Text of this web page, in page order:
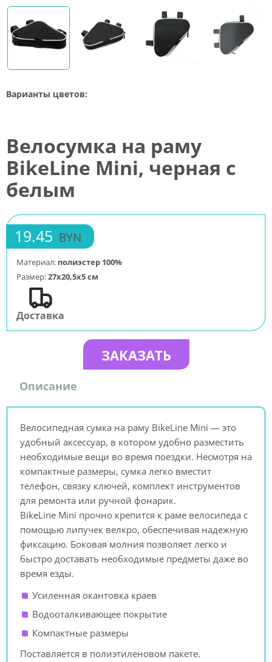
Варианты цветов:
Велосумка на раму
BikeLine Mini, черная с
белым
19.45 BYN
Материал: полиэстер 100%
Размер:27х20,5х5 см
Доставка
ЗАКАЗАТЬ
Описание
Велосипедная сумка на раму BikeLine Mini — это
удобный аксессуар, в котором удобно разместить
необходимые вещи во время поездки. Несмотря на
компактные размеры, сумка легко вместит
телефон, связку ключей, комплект инструментов
для ремонта или ручной фонарик.
BikeLine Mini прочно крепится к раме велосипеда с
помощью липучек велкро, обеспечивая надежную
фиксацию. Боковая молния позволяет легко и
быстро доставать необходимые предметы даже во
время езды.
Усиленная окантовка краев
Водооталкивающее покрытие
Компактные размеры
Поставляется в полиэтиленовом пакете.